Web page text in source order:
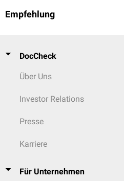
Empfehlung
DocCheck
Über Uns
Investor Relations
Presse
Karriere
Für Unternehmen